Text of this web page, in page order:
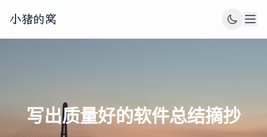
小猪的窝
写出质量好的软件总结摘抄